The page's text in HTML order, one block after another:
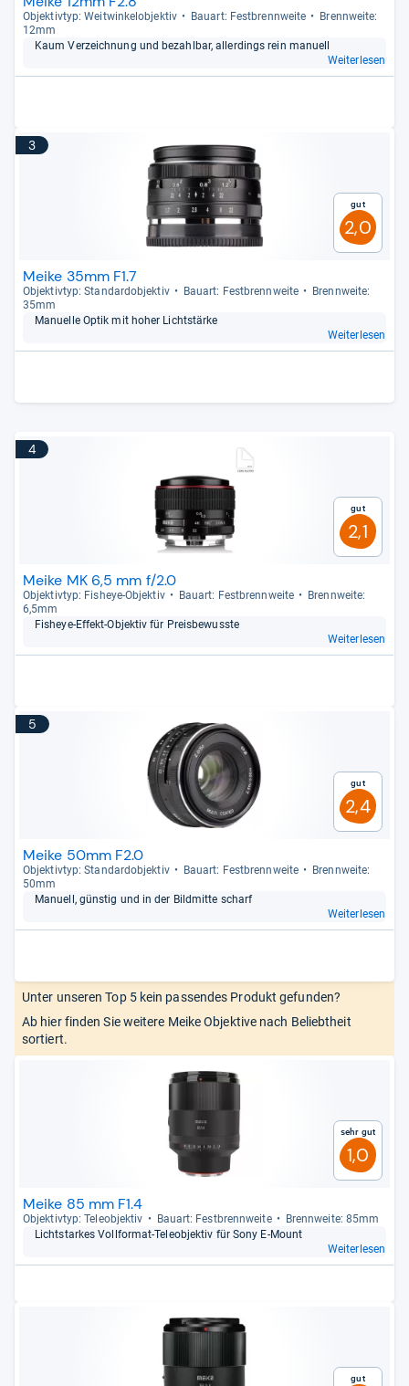
Objek­tiv­typ: Weit­win­kel­ob­jek­tiv Bau­art: Fest­brenn­weite
Brenn­weite:
12mm
Kaum Ver­zeich­nung und bezahl­bar, aller­dings rein manu­ell
Weiterlesen
3
Gut
2,0
Meike 35mm F1.7
Objek­tiv­typ: Stan­dar­d­ob­jek­tiv Bau­art: Fest­brenn­weite
Brenn­weite:
35mm
Manu­elle Optik mit hoher Licht­stärke
Weiterlesen
4
Gut
2,1
Meike MK 6,5 mm f/2.0
Objek­tiv­typ: Fis­heye-​Objek­tiv Bau­art: Fest­brenn­weite
Brenn­weite:
6,5mm
Fis­heye-​Effekt-​Objek­tiv für Preis­be­wusste
Weiterlesen
5
Gut
2,4
Meike 50mm F2.0
Objek­tiv­typ: Stan­dar­d­ob­jek­tiv Bau­art: Fest­brenn­weite
Brenn­weite:
50mm
Manu­ell, güns­tig und in der Bild­mitte scharf
Weiterlesen
Unter unseren Top 5 kein passendes Produkt gefunden?
Ab hier finden Sie weitere Meike Objektive nach Beliebtheit
sortiert.
Sehr gut
1,0
Meike 85 mm F1.4
Objek­tiv­typ: Tele­ob­jek­tiv Bau­art: Fest­brenn­weite
Brenn­weite: 85mm
Licht­star­kes Voll­for­mat-​Tele­ob­jek­tiv für Sony E-​Mount
Weiterlesen
Gut